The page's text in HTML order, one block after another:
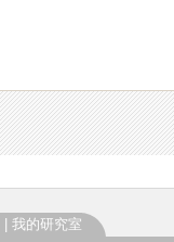
我的研究室